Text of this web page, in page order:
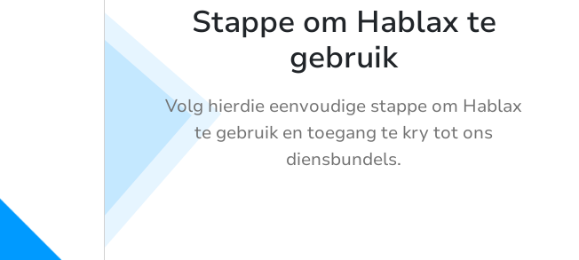
Stappe om Hablax te
gebruik
Volg hierdie eenvoudige stappe om Hablax
te gebruik en toegang te kry tot ons
diensbundels.